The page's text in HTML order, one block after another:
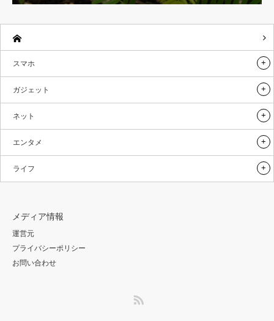
スマホ
ガジェット
ネット
エンタメ
ライフ
メディア情報
運営元
プライバシーポリシー
お問い合わせ